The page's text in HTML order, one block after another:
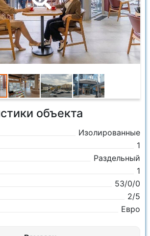
объекта
Изолированные
1
Раздельный
1
53/0/0
2/5
Евро